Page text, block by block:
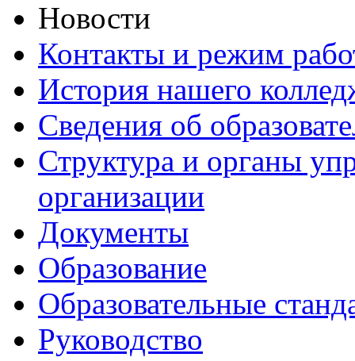
Новости
Контакты и режим
История нашего
Сведения об
Структура и органы
организации
Документы
Образование
Образовательные
Руководство